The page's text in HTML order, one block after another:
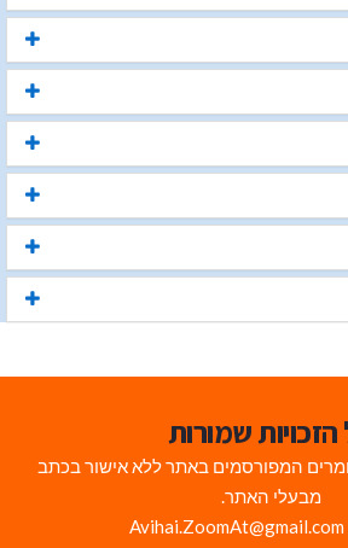
שמורות
המפורסמים באתר ללא אישור בכתב
מבעלי האתר.